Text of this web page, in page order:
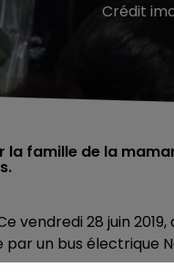
Crédit
famille de la
vendredi 28 juin
par un bus électrique